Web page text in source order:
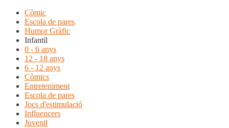
Còmic
Escola de pares
Humor Gràfic
Infantil
0 - 6 anys
12 - 18 anys
6 - 12 anys
Còmics
Entreteniment
Escola de pares
Jocs d'estimulació
Influencers
Juvenil